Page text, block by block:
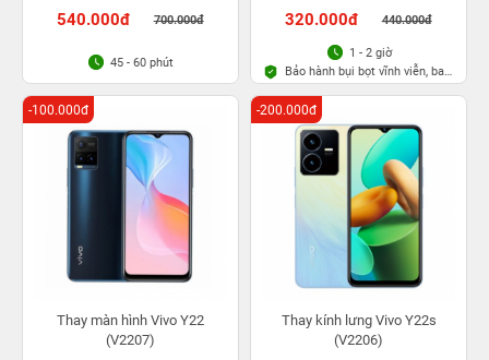
540.000đ 700.000đ
45 - 60 phút
320.000đ 440.000đ
1 - 2 giờ
Bảo hành bụi bọt vĩnh viễn, bao
rơi vỡ kính
Thay màn hình Vivo Y22
(V2207)
-100.000đ
Thay kính lưng Vivo Y22s
(V2206)
-200.000đ